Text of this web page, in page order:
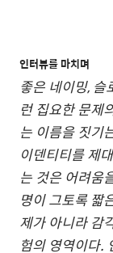
인터뷰를 마치며
좋은 네이밍, 슬
런 집요한 문제
는 이름을 짓기
이덴티티를 제
는 것은 어려움
명이 그토록 짧
제가 아니라 감
험의 영역이다.